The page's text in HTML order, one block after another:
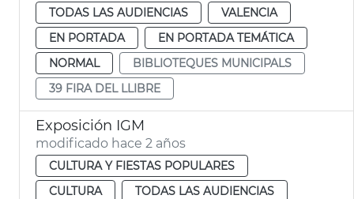
TODAS LAS AUDIENCIAS
VALENCIA
EN PORTADA
EN PORTADA TEMÁTICA
NORMAL
BIBLIOTEQUES MUNICIPALS
39 FIRA DEL LLIBRE
Exposición IGM
modificado hace 2 años
CULTURA Y FIESTAS POPULARES
CULTURA
TODAS LAS AUDIENCIAS